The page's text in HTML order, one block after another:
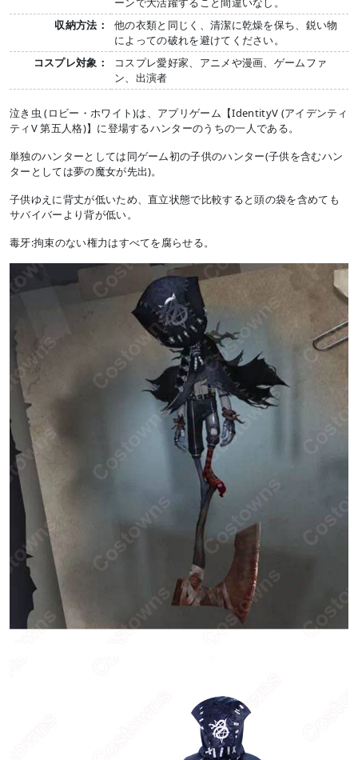
収納方法：
他の衣類と同じく、清潔に乾燥を保ち、鋭い物
によっての破れを避けてください。
コスプレ対象：
コスプレ愛好家、アニメや漫画、ゲームファ
ン、出演者
泣き虫 (ロビー・ホワイト)は、アプリゲーム【IdentityV (アイデンティ
ティV 第五人格)】に登場するハンターのうちの一人である。
単独のハンターとしては同ゲーム初の子供のハンター(子供を含むハン
ターとしては夢の魔女が先出)。
子供ゆえに背丈が低いため、直立状態で比較すると頭の袋を含めても
サバイバーより背が低い。
毒牙:拘束のない権力はすべてを腐らせる。